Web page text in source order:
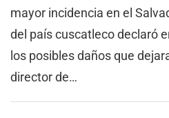
mayor incidencia en el
del país cuscatleco declaró
los posibles daños que
director de…